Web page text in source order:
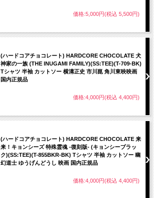
価格:5,000円(税込 5,500円)
(ハードコアチョコレート) HARDCORE CHOCOLATE 犬
神家の一族 (THE INUGAMI FAMILY)(SS:TEE)(T-709-BK)
Tシャツ 半袖 カットソー 横溝正史 市川崑 角川東映映画
国内正規品
価格:4,000円(税込 4,400円)
(ハードコアチョコレート) HARDCORE CHOCOLATE 来
来！キョンシーズ 特殊霊魂 -復刻版- (キョンシーブラッ
ク)(SS:TEE)(T-855BKR-BK) Tシャツ 半袖 カットソー 幽
幻道士 ゆうげんどうし 映画 国内正規品
価格:4,000円(税込 4,400円)